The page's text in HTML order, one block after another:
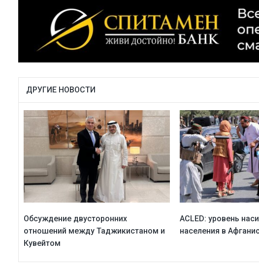
ДРУГИЕ НОВОСТИ
Обсуждение двусторонних
отношений между Таджикистаном и
Кувейтом
ACLED: уровень
населения в